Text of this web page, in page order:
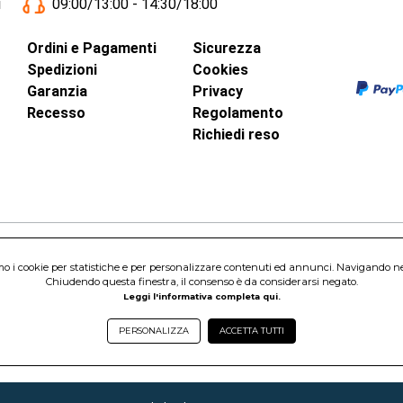
09:00/13:00 - 14:30/18:00
Ordini e Pagamenti
Spedizioni
Garanzia
Recesso
Sicurezza
Cookies
Privacy
Regolamento
Richiedi reso
40 - 00015 Monterotondo Scalo (RM)
Sociale 1.600.000,00 Euro i.v. Iscritto al Registro delle Imprese di
Scalo (RM) - Telefono:06.90095358
i cookie per statistiche e per personalizzare contenuti ed annunci. Navigando
Chiudendo questa finestra, il consenso è da considerarsi negato.
Leggi l'informativa completa qui.
PERSONALIZZA ACCETTA TUTTI